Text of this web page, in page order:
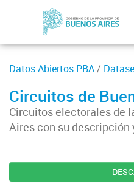
Datos Abiertos PBA/
Circuitos de
Circuitos electorales de
Aires con su descripción